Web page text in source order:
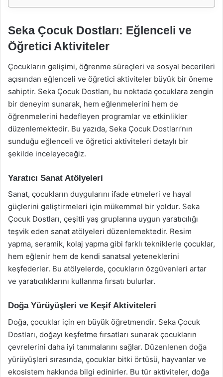
Seka Çocuk Dostları: Eğlenceli ve
Öğretici Aktiviteler
Çocukların gelişimi, öğrenme süreçleri ve sosyal becerileri
açısından eğlenceli ve öğretici aktiviteler büyük bir öneme
sahiptir. Seka Çocuk Dostları, bu noktada çocuklara zengin
bir deneyim sunarak, hem eğlenmelerini hem de
öğrenmelerini hedefleyen programlar ve etkinlikler
düzenlemektedir. Bu yazıda, Seka Çocuk Dostları’nın
sunduğu eğlenceli ve öğretici aktiviteleri detaylı bir
şekilde inceleyeceğiz.
Yaratıcı Sanat Atölyeleri
Sanat, çocukların duygularını ifade etmeleri ve hayal
güçlerini geliştirmeleri için mükemmel bir yoldur. Seka
Çocuk Dostları, çeşitli yaş gruplarına uygun yaratıcılığı
teşvik eden sanat atölyeleri düzenlemektedir. Resim
yapma, seramik, kolaj yapma gibi farklı tekniklerle çocuklar,
hem eğlenir hem de kendi sanatsal yeteneklerini
keşfederler. Bu atölyelerde, çocukların özgüvenleri artar
ve yaratıcılıklarını kullanma fırsatı bulurlar.
Doğa Yürüyüşleri ve Keşif Aktiviteleri
Doğa, çocuklar için en büyük öğretmendir. Seka Çocuk
Dostları, doğayı keşfetme fırsatları sunarak çocukların
çevrelerini daha iyi tanımalarını sağlar. Düzenlenen doğa
yürüyüşleri sırasında, çocuklar bitki örtüsü, hayvanlar ve
ekosistem hakkında bilgi edinirler. Bu tür aktiviteler, doğa